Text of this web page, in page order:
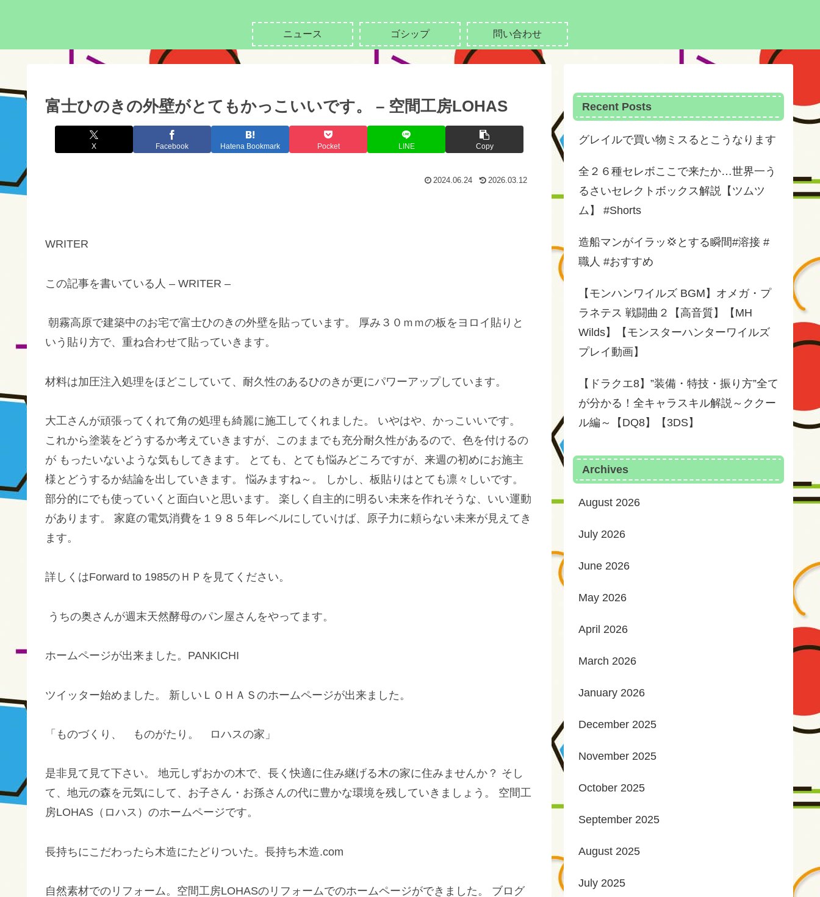
ニュース ゴシップ 問い合わせ
富士ひのきの外壁がとてもかっこいいです。 – 空間工房LOHAS
X Facebook Hatena Bookmark Pocket LINE Copy
2024.06.24 2026.03.12
WRITER
この記事を書いている人 – WRITER –
朝霧高原で建築中のお宅で富士ひのきの外壁を貼っています。 厚み３０ｍｍの板をヨロイ貼りと
いう貼り方で、重ね合わせて貼っていきます。
材料は加圧注入処理をほどこしていて、耐久性のあるひのきが更にパワーアップしています。
大工さんが頑張ってくれて角の処理も綺麗に施工してくれました。 いやはや、かっこいいです。
これから塗装をどうするか考えていきますが、このままでも充分耐久性があるので、色を付けるの
が もったいないような気もしてきます。 とても、とても悩みどころですが、来週の初めにお施主
様とどうするか結論を出していきます。 悩みますね～。 しかし、板貼りはとても凛々しいです。
部分的にでも使っていくと面白いと思います。 楽しく自主的に明るい未来を作れそうな、いい運動
があります。 家庭の電気消費を１９８５年レベルにしていけば、原子力に頼らない未来が見えてき
ます。
詳しくはForward to 1985のＨＰを見てください。
うちの奥さんが週末天然酵母のパン屋さんをやってます。
ホームページが出来ました。PANKICHI
ツイッター始めました。 新しいＬＯＨＡＳのホームページが出来ました。
「ものづくり、 ものがたり。 ロハスの家」
是非見て見て下さい。 地元しずおかの木で、長く快適に住み継げる木の家に住みませんか？ そし
て、地元の森を元気にして、お子さん・お孫さんの代に豊かな環境を残していきましょう。 空間工
房LOHAS（ロハス）のホームページです。
長持ちにこだわったら木造にたどりついた。長持ち木造.com
自然素材でのリフォーム。空間工房LOHASのリフォームでのホームページができました。 ブログ
Recent Posts
グレイルで買い物ミスるとこうなります
全２６種セレボここで来たか…世界一う
るさいセレクトボックス解説【ツムツ
ム】 #Shorts
造船マンがイラッ💢とする瞬間#溶接 #
職人 #おすすめ
【モンハンワイルズ BGM】オメガ・プ
ラネテス 戦闘曲２【高音質】【MH
Wilds】【モンスターハンターワイルズ
プレイ動画】
【ドラクエ8】”装備・特技・振り方”全て
が分かる！全キャラスキル解説～ククー
ル編～【DQ8】【3DS】
Archives
August 2026
July 2026
June 2026
May 2026
April 2026
March 2026
January 2026
December 2025
November 2025
October 2025
September 2025
August 2025
July 2025